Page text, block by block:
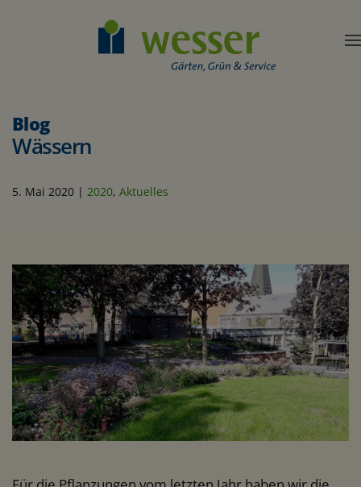
Blog
Wässern
5. Mai 2020 | 2020, Aktuelles